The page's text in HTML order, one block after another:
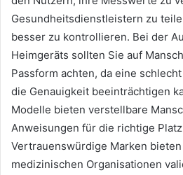
Gesundheitsdienstleistern zu
besser zu kontrollieren. Bei der
Heimgeräts sollten Sie auf
Passform achten, da eine
die Genauigkeit beeinträchtigen
Modelle bieten verstellbare
Anweisungen für die richtige
Vertrauenswürdige Marken
medizinischen Organisationen